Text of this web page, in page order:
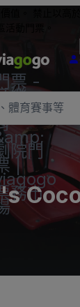
票 -
樂
、體
院門
|
務市